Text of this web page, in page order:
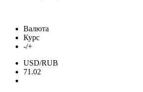
Валюта
Курс
-/+
USD/RUB
71.02